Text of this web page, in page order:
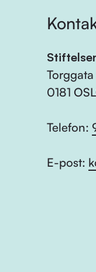
Torggata
0181
Telefon:
E-post: